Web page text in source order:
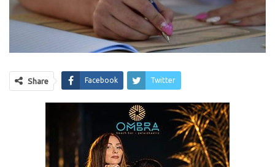
Share Facebook Twitter